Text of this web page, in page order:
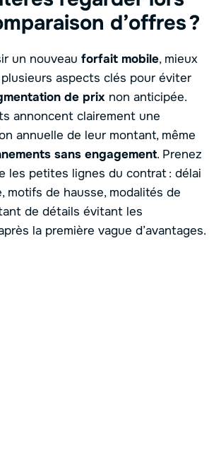
d’offres ?
un nouveau forfait mobile, mieux
aspects clés pour éviter
de prix non anticipée.
annoncent clairement une
annuelle de leur montant, même
sans engagement. Prenez
les petites lignes du contrat : délai
motifs de hausse, modalités de
de détails évitant les
la première vague d’avantages.